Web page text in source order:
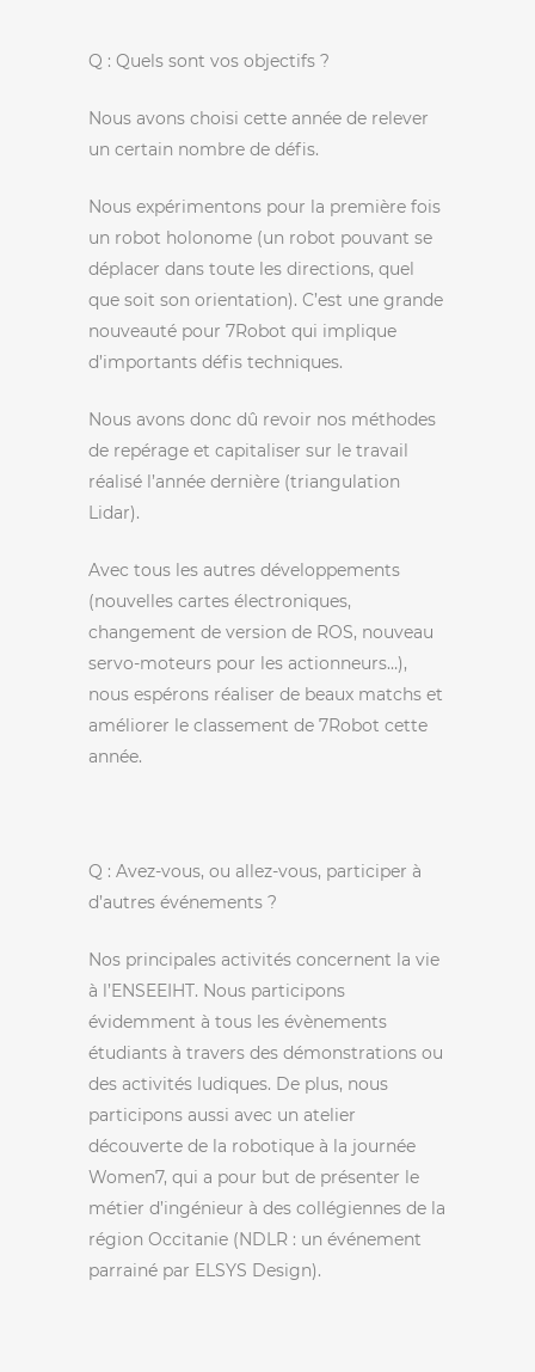
Q : Quels sont vos objectifs ?
Nous avons choisi cette année de relever
un certain nombre de défis.
Nous expérimentons pour la première fois
un robot holonome (un robot pouvant se
déplacer dans toute les directions, quel
que soit son orientation). C’est une grande
nouveauté pour 7Robot qui implique
d’importants défis techniques.
Nous avons donc dû revoir nos méthodes
de repérage et capitaliser sur le travail
réalisé l’année dernière (triangulation
Lidar).
Avec tous les autres développements
(nouvelles cartes électroniques,
changement de version de ROS, nouveau
servo-moteurs pour les actionneurs…),
nous espérons réaliser de beaux matchs et
améliorer le classement de 7Robot cette
année.
Q : Avez-vous, ou allez-vous, participer à
d’autres événements ?
Nos principales activités concernent la vie
à l’ENSEEIHT. Nous participons
évidemment à tous les évènements
étudiants à travers des démonstrations ou
des activités ludiques. De plus, nous
participons aussi avec un atelier
découverte de la robotique à la journée
Women7, qui a pour but de présenter le
métier d’ingénieur à des collégiennes de la
région Occitanie (NDLR : un événement
parrainé par ELSYS Design).